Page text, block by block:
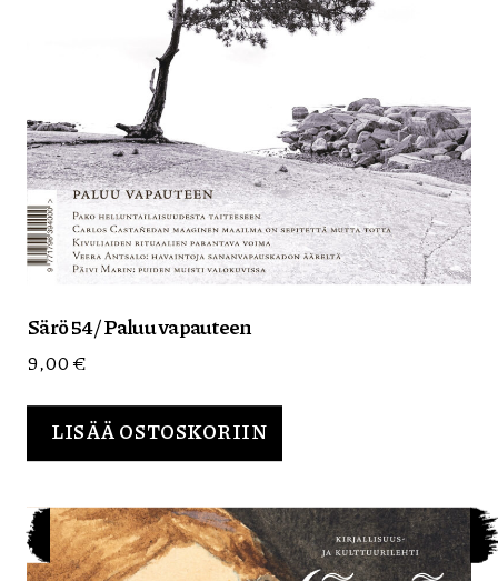
Särö 54 / Paluu vapauteen
9,00€
LISÄÄ OSTOSKORIIN